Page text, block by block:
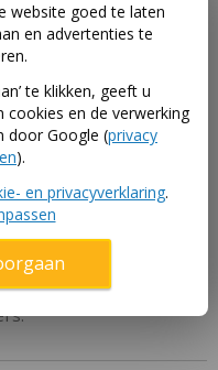
voor extra
functionele
om het voertuig nog
New Holland
maar ook door
van stevig materiaal
Met de rollyKid
speelplezier
fantasie de vrije
of met vrienden –
het favoriete
website goed te laten
en advertenties te
te klikken, geeft u
en de verwerking
door Google (privacy
).
en privacyverklaring.